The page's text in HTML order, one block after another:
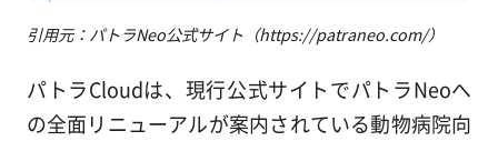
引用元：パトラNeo公式サイト（https://patraneo.com/）
パトラCloudは、現行公式サイトでパトラNeoへ
の全面リニューアルが案内されている動物病院向